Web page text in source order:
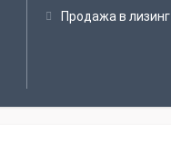
Продажа в лизинг